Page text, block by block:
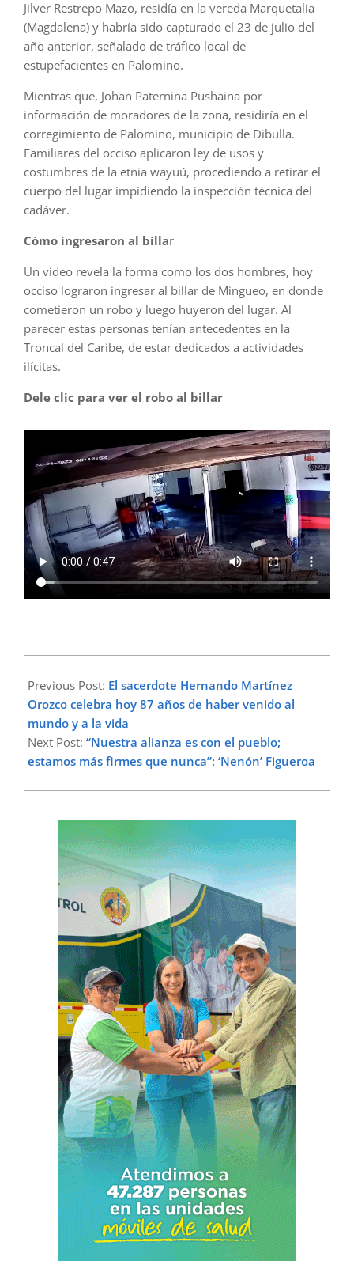
Jilver Restrepo Mazo, residía en la vereda Marquetalia
(Magdalena) y habría sido capturado el 23 de julio del
año anterior, señalado de tráfico local de
estupefacientes en Palomino.
Mientras que, Johan Paternina Pushaina por
información de moradores de la zona, residiría en el
corregimiento de Palomino, municipio de Dibulla.
Familiares del occiso aplicaron ley de usos y
costumbres de la etnia wayuú, procediendo a retirar el
cuerpo del lugar impidiendo la inspección técnica del
cadáver.
Cómo ingresaron al billar
Un video revela la forma como los dos hombres, hoy
occiso lograron ingresar al billar de Mingueo, en donde
cometieron un robo y luego huyeron del lugar. Al
parecer estas personas tenían antecedentes en la
Troncal del Caribe, de estar dedicados a actividades
ilícitas.
Dele clic para ver el robo al billar
04-
23
Previous Post: El sacerdote Hernando Martínez
Orozco celebra hoy 87 años de haber venido al
mundo y a la vida
Next Post: “Nuestra alianza es con el pueblo;
estamos más firmes que nunca”: ‘Nenón’ Figueroa